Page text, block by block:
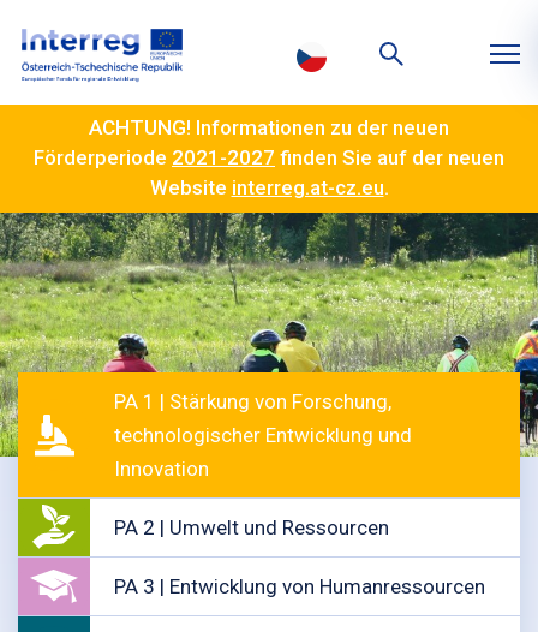
ACHTUNG! Informationen zu der neuen
Förderperiode 2021-2027 finden Sie auf der neuen
Website interreg.at-cz.eu.
PA 1 | Stärkung von Forschung,
technologischer Entwicklung und
Innovation
PA 2 | Umwelt und Ressourcen
PA 3 | Entwicklung von Humanressourcen